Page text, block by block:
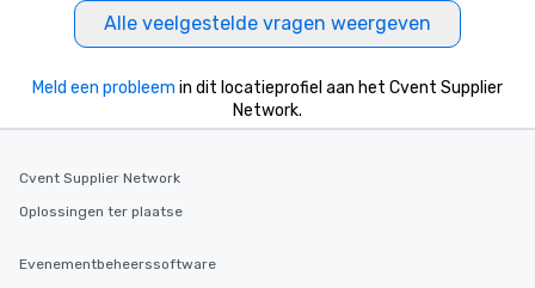
Alle veelgestelde vragen weergeven
Meld een probleem in dit locatieprofiel aan het Cvent Supplier
Network.
Cvent Supplier Network
Oplossingen ter plaatse
Evenementbeheerssoftware